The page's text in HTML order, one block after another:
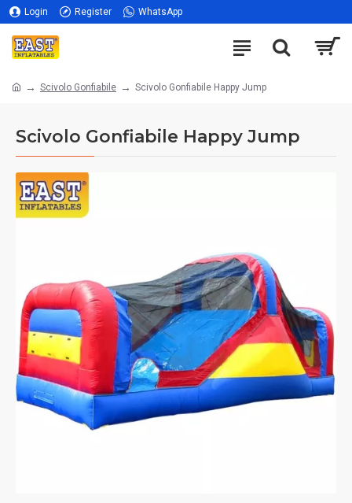
Login Register WhatsApp
Scivolo Gonfiabile Scivolo Gonfiabile Happy Jump
Scivolo Gonfiabile Happy Jump